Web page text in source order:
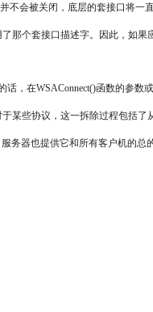
不会被关闭，底层的套接口将一
那个套接口描述字。因此，如果
，在WSAConnect()函数的参数
某些协议，这一拆除过程包括了
务器也提供它和所有客户机的总